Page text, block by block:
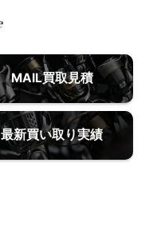
MAIL買取見積
最新買い取り実績